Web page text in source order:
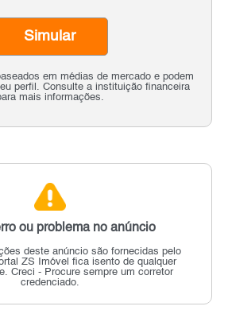
em médias de mercado e podem
perfil. Consulte a instituição financeira
mais informações.
Simular
ou problema no anúncio
deste anúncio são fornecidas pelo
ZS Imóvel fica isento de qualquer
Creci - Procure sempre um corretor
credenciado.